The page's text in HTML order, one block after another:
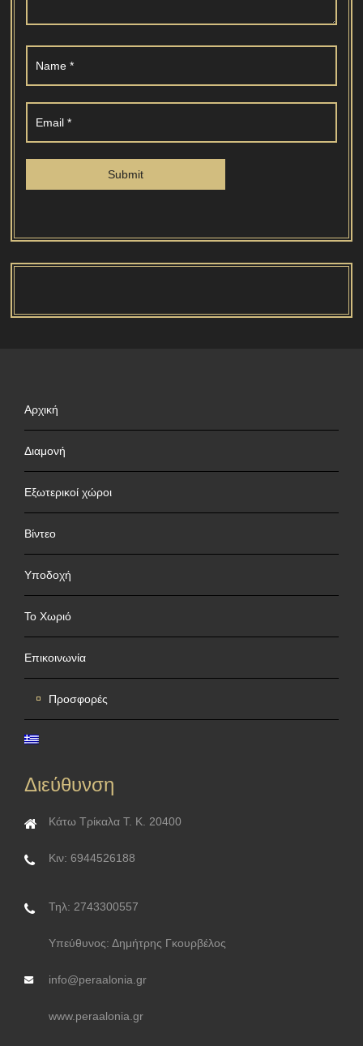
Αρχική
Διαμονή
Εξωτερικοί χώροι
Βίντεο
Υποδοχή
Το Χωριό
Επικοινωνία
Προσφορές
Διεύθυνση
Κάτω Τρίκαλα Τ. Κ. 20400
Κιν: 6944526188
Τηλ: 2743300557
Υπεύθυνος: Δημήτρης Γκουρβέλος
info@peraalonia.gr
www.peraalonia.gr